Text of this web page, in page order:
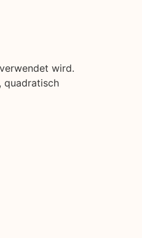
wird.
quadratisch